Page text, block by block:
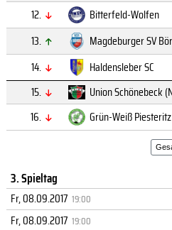
12.
Bitterfeld-Wolfen
13.
Magdeburger SV
14.
Haldensleber SC
15.
Union Schönebeck
16.
Grün-Weiß Piesteritz
3. Spieltag
Fr, 08.09.2017 19:00
Fr, 08.09.2017 19:00